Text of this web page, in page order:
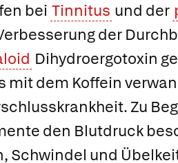
bei Tinnitus und der
der
Dihydroergotoxin
mit dem Koffein
Zu
den Blutdruck
Schwindel und